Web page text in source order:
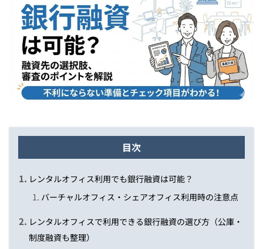
目次
レンタルオフィス利用でも銀行融資は可能？
バーチャルオフィス・シェアオフィス利用時の注意点
レンタルオフィスで利用できる銀行融資の選び方（公庫・
制度融資も整理）